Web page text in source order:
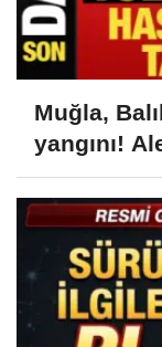
Muğla,
yangını!